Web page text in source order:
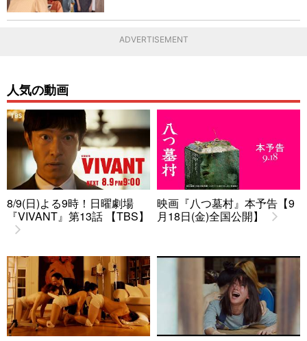
ADVERTISEMENT
人気の動画
8/9(日)よる9時！日曜劇場
『VIVANT』第13話 【TBS】
映画『八つ墓村』本予告【9
月18日(金)全国公開】